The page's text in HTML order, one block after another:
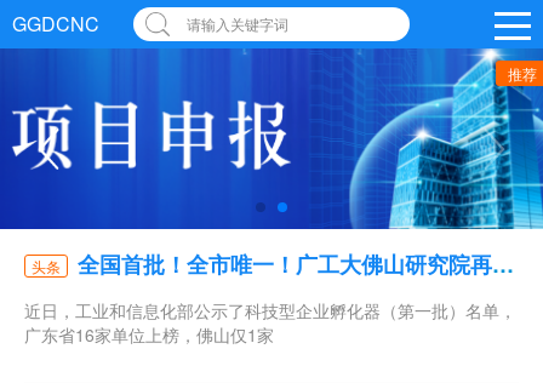
GGDCNC 请输入关键字词
推荐
头条 全国首批！全市唯一！广工大佛山研究院再获国家级认定
近日，工业和信息化部公示了科技型企业孵化器（第一批）名单，
广东省16家单位上榜，佛山仅1家